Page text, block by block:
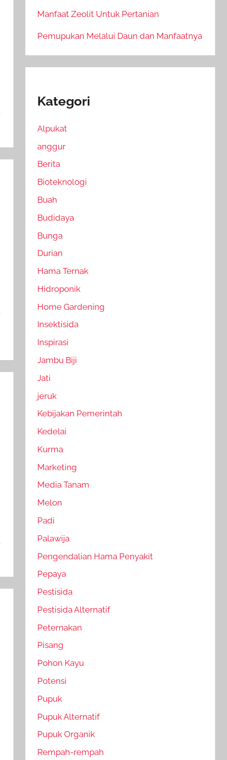
Manfaat Zeolit Untuk Pertanian
Pemupukan Melalui Daun dan Manfaatnya
Kategori
Alpukat
anggur
Berita
Bioteknologi
Buah
Budidaya
Bunga
Durian
Hama Ternak
Hidroponik
Home Gardening
Insektisida
Inspirasi
Jambu Biji
Jati
jeruk
Kebijakan Pemerintah
Kedelai
Kurma
Marketing
Media Tanam
Melon
Padi
Palawija
Pengendalian Hama Penyakit
Pepaya
Pestisida
Pestisida Alternatif
Peternakan
Pisang
Pohon Kayu
Potensi
Pupuk
Pupuk Alternatif
Pupuk Organik
Rempah-rempah